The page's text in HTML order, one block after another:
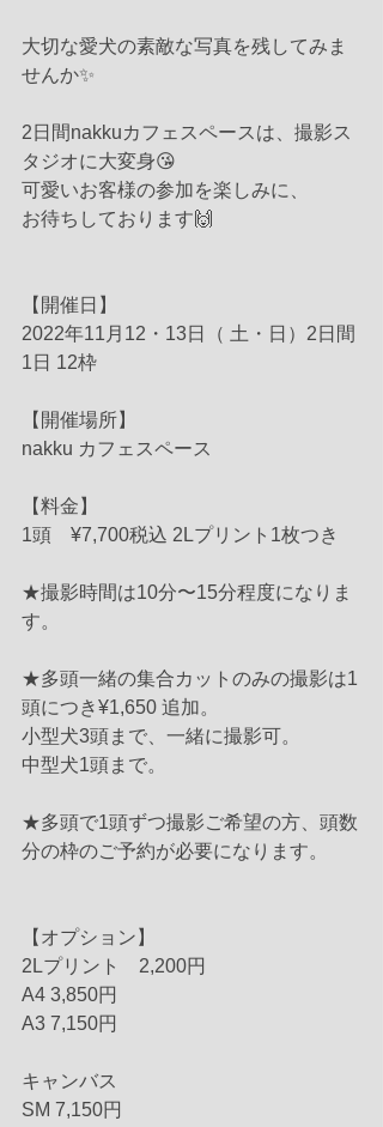
大切な愛犬の素敵な写真を残してみま
せんか✨
2日間nakkuカフェスペースは、撮影ス
タジオに大変身😘
可愛いお客様の参加を楽しみに、
お待ちしております🙌
【開催日】
2022年11月12・13日（ 土・日）2日間
1日 12枠
【開催場所】
nakku カフェスペース
【料金】
1頭　¥7,700税込 2Lプリント1枚つき
★撮影時間は10分〜15分程度になりま
す。
★多頭一緒の集合カットのみの撮影は1
頭につき¥1,650 追加。
小型犬3頭まで、一緒に撮影可。
中型犬1頭まで。
★多頭で1頭ずつ撮影ご希望の方、頭数
分の枠のご予約が必要になります。
【オプション】
2Lプリント　2,200円
A4 3,850円
A3 7,150円
キャンバス
SM 7,150円